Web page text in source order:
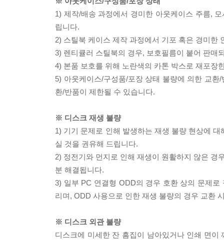
1) 제작/배송 과정에서 경미한 아웃케이스 주름,
립니다.
2) 스틸북 케이스 제작 과정에서 기포 혹은 경미한
3) 렌티큘러 스틸북의 경우, 보호필름이 붙어 판매
4) 본품 보호를 위해 노란색의 카톤 박스로 재포장
5) 아웃케이스/구성품/포장 상태 불량에 의한 교
환/반품이 제한될 수 있습니다.
※ 디스크 재생 불량
1) 기기 문제로 인해 발생하는 재생 불량 현상에
실 것을 권유해 드립니다.
2) 정전기와 먼지로 인해 재생이 원활하지 않은 경
분 해결됩니다.
3) 일부 PC 연결형 ODD의 경우 호환 상의 문제
리며, ODD 사용으로 인한 재생 불량의 경우 교환
※ 디스크 외관 불량
디스크에 미세한 잔 흠집이 남아있거나 인쇄 면